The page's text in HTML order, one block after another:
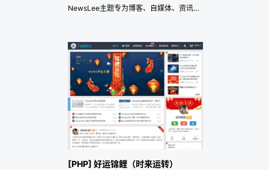
NewsLee主题专为博客、自媒体、资讯类的网站设计开发，响应式主题。
[PHP] 好运锦鲤（时来运转）